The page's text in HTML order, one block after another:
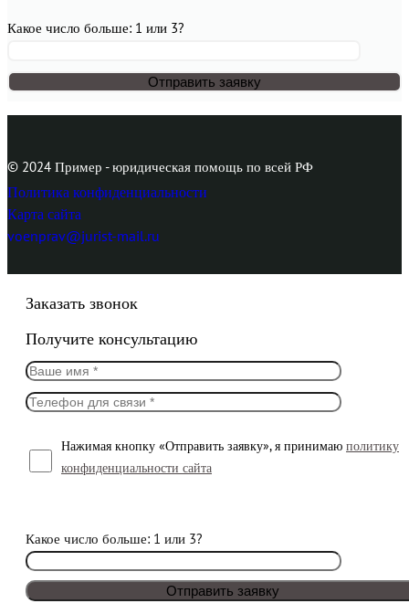
Какое число больше: 1 или 3?
© 2024 Пример - юридическая помощь по всей РФ
Политика конфиденциальности
Карта сайта
voenprav@jurist-mail.ru
Заказать звонок
Получите консультацию
Нажимая кнопку «Отправить заявку», я принимаю политику
конфиденциальности сайта
Какое число больше: 1 или 3?